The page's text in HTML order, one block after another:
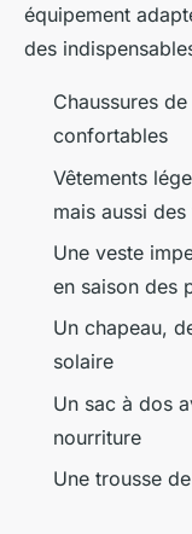
équipement
des
Chaussures
confortables
Vêtements
mais aussi
Une veste
en saison des
Un chapeau,
solaire
Un sac à dos
nourriture
Une trousse